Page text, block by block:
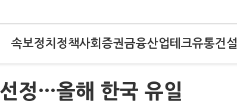
속보정치 정책사회 증권금융산업테크유통건설
정…올해 한국 유일